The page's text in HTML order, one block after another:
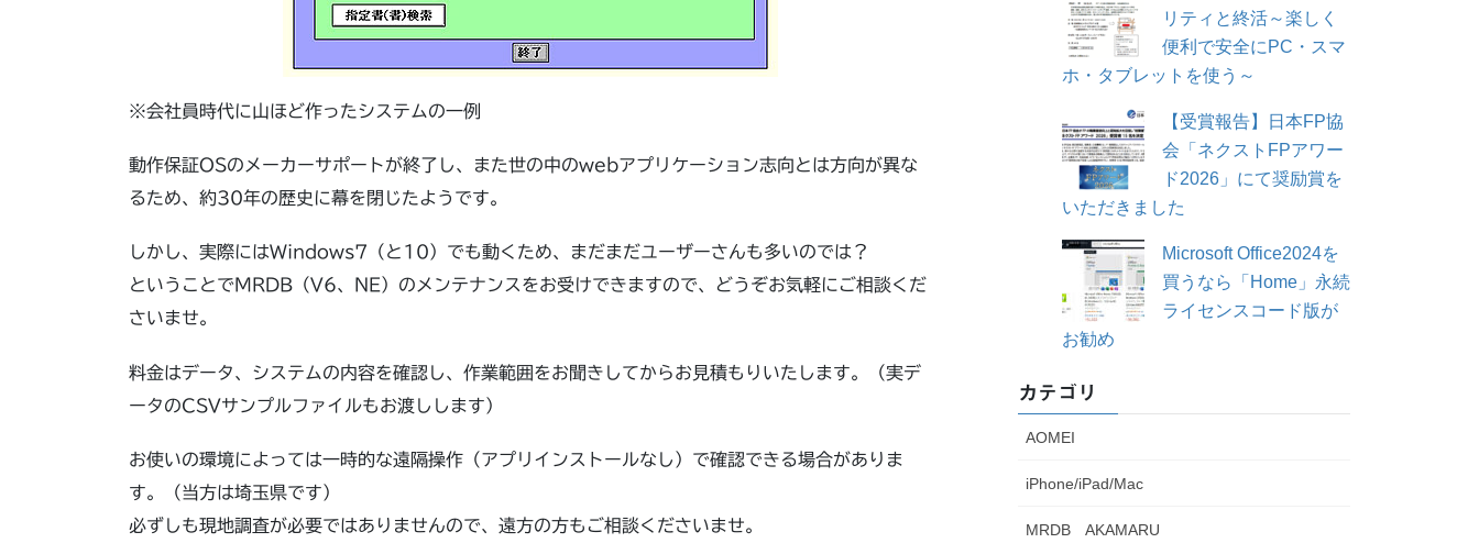
※会社員時代に山ほど作ったシステムの一例
動作保証OSのメーカーサポートが終了し、また世の中のwebアプリケーション志向とは方向が異な
るため、約30年の歴史に幕を閉じたようです。
しかし、実際にはWindows7（と10）でも動くため、まだまだユーザーさんも多いのでは？
ということでMRDB（V6、NE）のメンテナンスをお受けできますので、どうぞお気軽にご相談くだ
さいませ。
料金はデータ、システムの内容を確認し、作業範囲をお聞きしてからお見積もりいたします。（実デ
ータのCSVサンプルファイルもお渡しします）
お使いの環境によっては一時的な遠隔操作（アプリインストールなし）で確認できる場合がありま
す。（当方は埼玉県です）
必ずしも現地調査が必要ではありませんので、遠方の方もご相談くださいませ。
リティと終活～楽しく
便利で安全にPC・スマ
ホ・タブレットを使う～
【受賞報告】日本FP協
会「ネクストFPアワー
ド2026」にて奨励賞を
いただきました
Microsoft Office2024を
買うなら「Home」永続
ライセンスコード版が
お勧め
カテゴリ
AOMEI
iPhone/iPad/Mac
MRDB AKAMARU